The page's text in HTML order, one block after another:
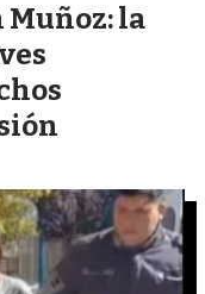
Muñoz: la